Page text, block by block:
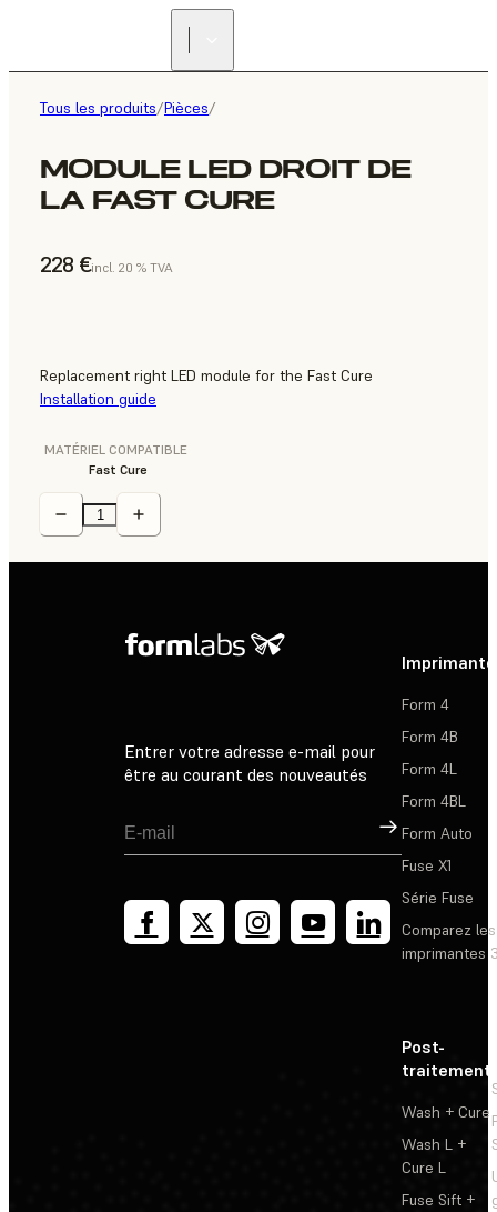
Tous les produits/Pièces/
MODULE LED DROIT DE
LA FAST CURE
228 €incl. 20 % TVA
Replacement right LED module for the Fast Cure
Installation guide
MATÉRIEL COMPATIBLE
Fast Cure
Entrer votre adresse e-mail pour
être au courant des nouveautés
Inscription
Form 4
Form 4B
Form 4L
Form 4BL
Form Auto
Fuse X1
Série Fuse
Comparez les
imprimantes
Post-
traitement
Wash + Cure
Wash L +
Cure L
Fuse Sift +